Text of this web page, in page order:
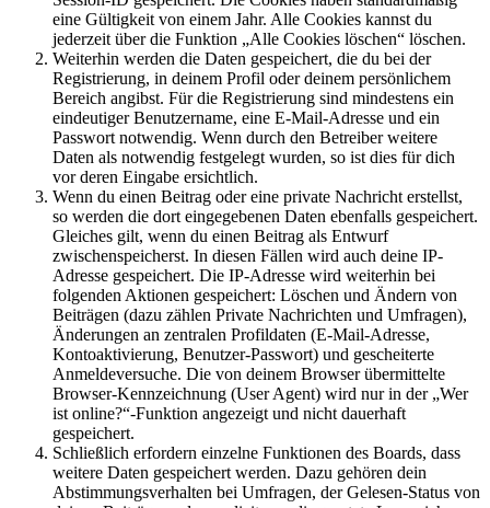
eine Gültigkeit von einem Jahr. Alle Cookies kannst du
jederzeit über die Funktion „Alle Cookies löschen“ löschen.
Weiterhin werden die Daten gespeichert, die du bei der
Registrierung, in deinem Profil oder deinem persönlichem
Bereich angibst. Für die Registrierung sind mindestens ein
eindeutiger Benutzername, eine E-Mail-Adresse und ein
Passwort notwendig. Wenn durch den Betreiber weitere
Daten als notwendig festgelegt wurden, so ist dies für dich
vor deren Eingabe ersichtlich.
Wenn du einen Beitrag oder eine private Nachricht erstellst,
so werden die dort eingegebenen Daten ebenfalls gespeichert.
Gleiches gilt, wenn du einen Beitrag als Entwurf
zwischenspeicherst. In diesen Fällen wird auch deine IP-
Adresse gespeichert. Die IP-Adresse wird weiterhin bei
folgenden Aktionen gespeichert: Löschen und Ändern von
Beiträgen (dazu zählen Private Nachrichten und Umfragen),
Änderungen an zentralen Profildaten (E-Mail-Adresse,
Kontoaktivierung, Benutzer-Passwort) und gescheiterte
Anmeldeversuche. Die von deinem Browser übermittelte
Browser-Kennzeichnung (User Agent) wird nur in der „Wer
ist online?“-Funktion angezeigt und nicht dauerhaft
gespeichert.
Schließlich erfordern einzelne Funktionen des Boards, dass
weitere Daten gespeichert werden. Dazu gehören dein
Abstimmungsverhalten bei Umfragen, der Gelesen-Status von